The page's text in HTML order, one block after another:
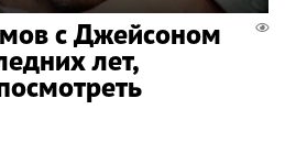
с Джейсоном
лет,